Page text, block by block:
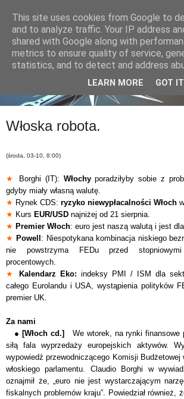
Włoska robota.
(środa, 03-10, 8:00)
★ Borghi (IT): Włochyporadziłyby sobie z
gdyby miały własną walutę.
★ Rynek CDS: ryzyko niewypłacalności Włoch
★ Kurs EUR/USD najniżej od 21 sierpnia.
★ Premier Włoch: euro jest naszą walutą i jest
★ Powell: Niespotykana kombinacja niskiego
nie powstrzyma FEDu przed
procentowych.
★
Kalendarz Eko: indeksy PMI / ISM dla
całego Eurolandu i USA, wystąpienia polityków
premier UK.
Za nami
●[Włoch cd.]We wtorek, na rynki finansowe
siłą fala wyprzedaży europejskich aktywów.
wypowiedź przewodniczącego Komisji Budżetowej
włoskiego parlamentu. Claudio Borghi w
oznajmił że, „euro nie jest wystarczającym
fiskalnych problemów kraju”. Powiedział również,
This site uses cookies from Google to
and to analyze traffic. Your IP address
shared with Google along with
metrics to ensure quality of service,
statistics, and to detect and address
LEARN MORE GOT IT